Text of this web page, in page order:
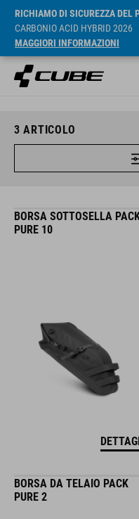
RICHIAMO DI SICUREZZA DEL
CARBONIO ACID HYBRID 2026
MAGGIORI INFORMAZIONI
3 ARTICOLO
BORSA SOTTOSELLA
PURE 10
BORSA DA TELAIO PACK
PURE 2